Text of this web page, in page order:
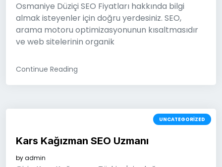
Osmaniye Düziçi SEO Fiyatları hakkında bilgi
almak isteyenler için doğru yerdesiniz. SEO,
arama motoru optimizasyonunun kısaltmasıdır
ve web sitelerinin organik
Continue Reading
UNCATEGORIZED
Kars Kağızman SEO Uzmanı
byadmin